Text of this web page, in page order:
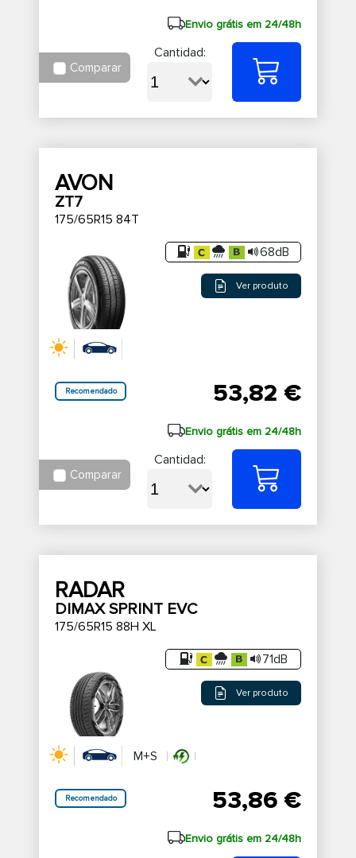
Envio grátis em 24/48h
Comparar
Cantidad:
AVON
ZT7
175/65R15 84T
68dB
Ver produto
Recomendado 53,82 €
Envio grátis em 24/48h
Comparar
Cantidad:
RADAR
DIMAX SPRINT EVC
175/65R15 88H XL
71dB
Ver produto
M+S
Recomendado 53,86 €
Envio grátis em 24/48h